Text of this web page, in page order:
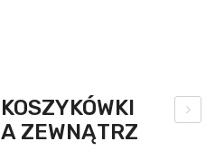
ZEWNĄTRZ